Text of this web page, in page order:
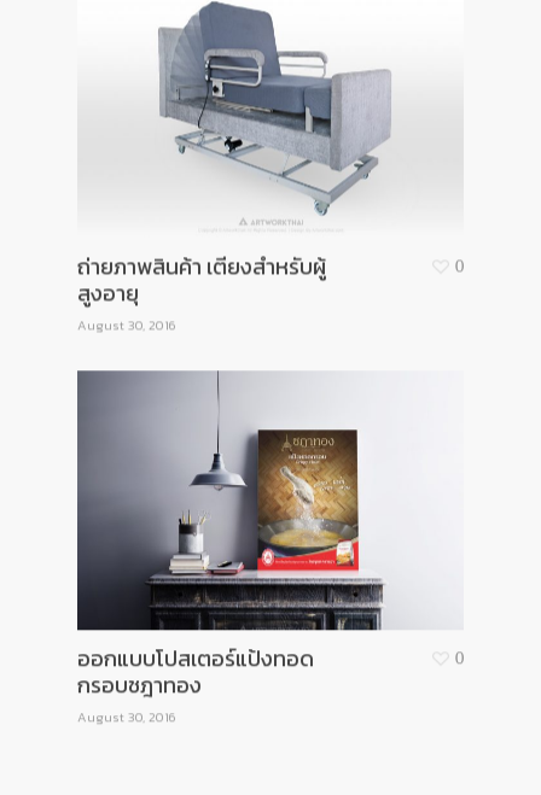
ถ่ายภาพสินค้า เตียงสำหรับผู้
สูงอายุ
August 30, 2016
0
ออกแบบโปสเตอร์แป้งทอด
กรอบชฎาทอง
August 30, 2016
0